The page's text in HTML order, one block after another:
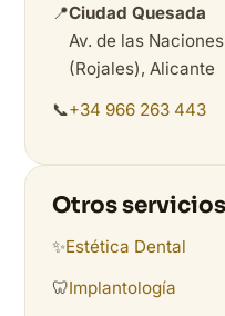
📍Ciudad Quesada
Av. de las
(Rojales), Alicante
📞+34 966 263 443
Otros servicios
✨Estética Dental
🦷Implantología